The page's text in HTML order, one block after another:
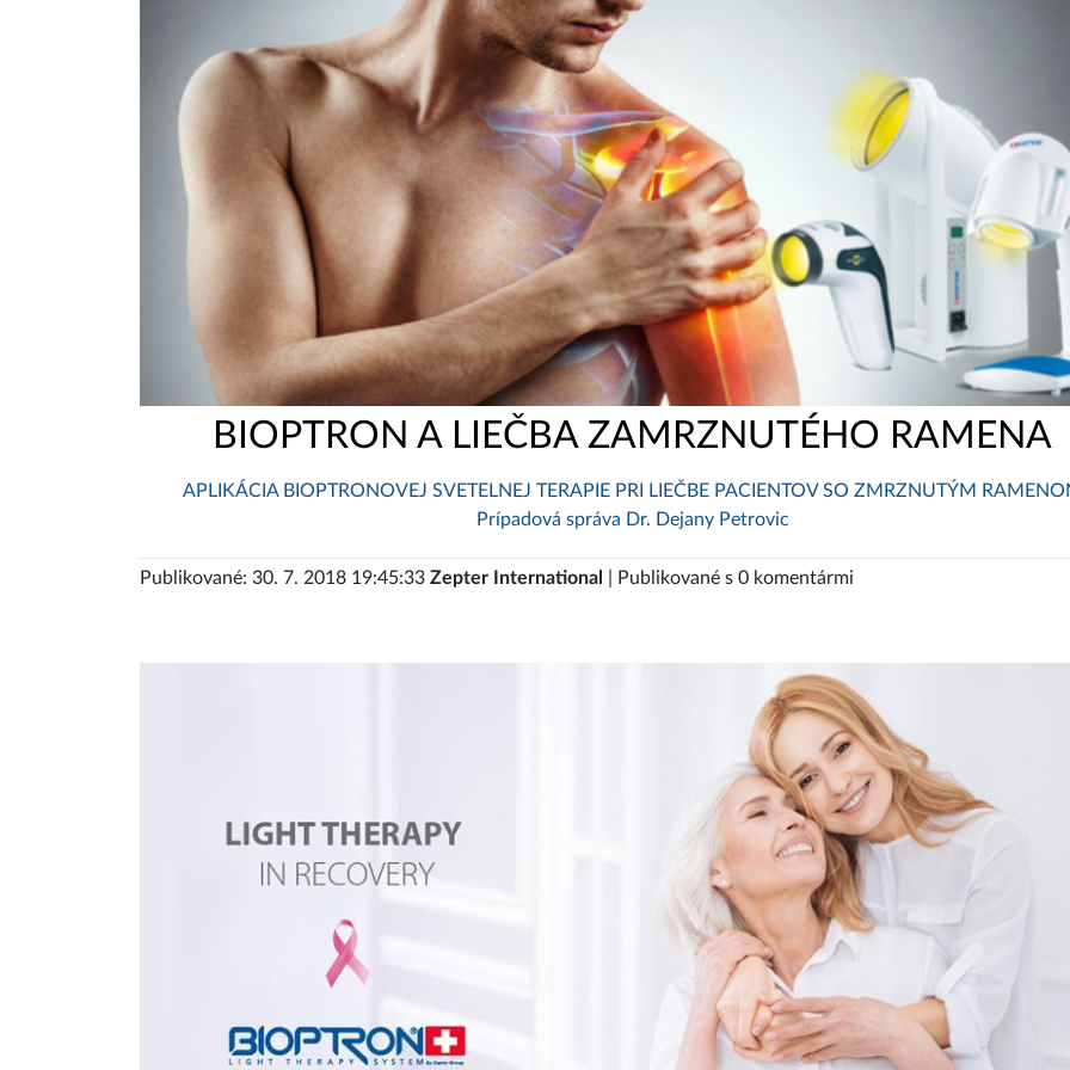
BIOPTRON A LIEČBA ZAMRZNUTÉHO RAMENA
APLIKÁCIA BIOPTRONOVEJ SVETELNEJ TERAPIE PRI LIEČBE PACIENTOV SO ZMRZNUTÝM
Prípadová správa Dr. Dejany Petrovic
Publikované: 30. 7. 2018 19:45:33 Zepter International | Publikované s 0 komentármi